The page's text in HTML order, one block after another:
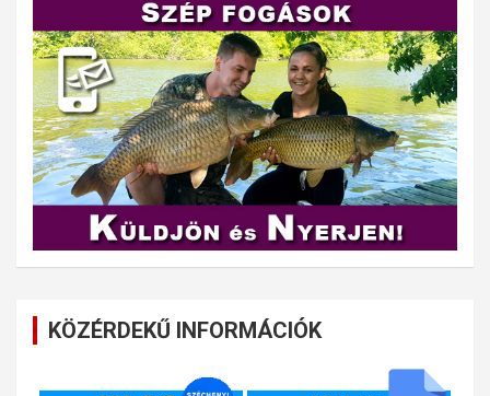
KÖZÉRDEKŰ INFORMÁCIÓK